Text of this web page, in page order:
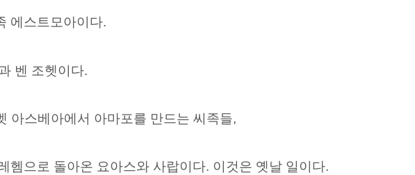
에스트모아이다.
벤 조헷이다.
아스베아에서 아마포를 만드는 씨족들,
헴으로 돌아온 요아스와 사랍이다. 이것은 옛날 일이다.